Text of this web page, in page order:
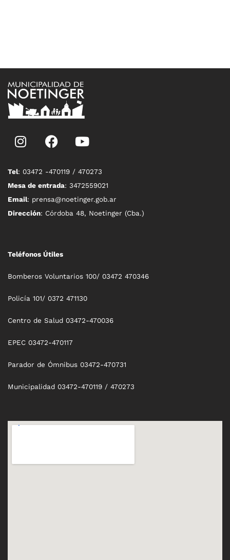
Tel: 03472 -470119 / 470273
Mesa de entrada: 3472559021
Email: prensa@noetinger.gob.ar
Dirección: Córdoba 48, Noetinger (Cba.)
Teléfonos Útiles
Bomberos Voluntarios 100/ 03472 470346
Policía 101/ 0372 471130
Centro de Salud 03472-470036
EPEC 03472-470117
Parador de Ómnibus 03472-470731
Municipalidad 03472-470119 / 470273